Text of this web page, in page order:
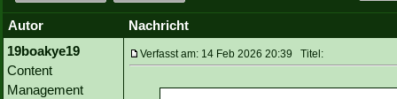
Autor
Nachricht
19boakye19
Content
Management
Verfasst am: 14 Feb 2026 20:39 Titel: